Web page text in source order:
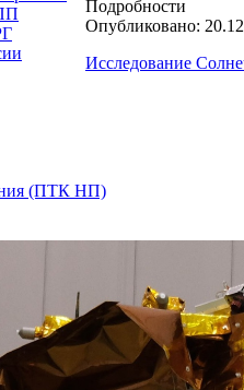
(ПТК НП)
Подробности
Опубликовано:
Исследование